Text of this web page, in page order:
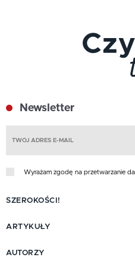
Newsletter
Wyrażam zgodę na przetwarzanie
SZEROKOŚCI!
ARTYKUŁY
AUTORZY